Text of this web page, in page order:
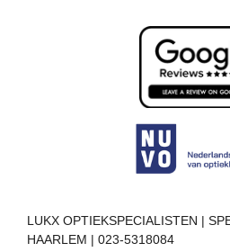
LUKX OPTIEKSPECIALISTEN |
HAARLEM | 023-5318084